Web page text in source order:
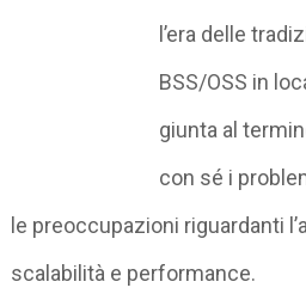
l’era delle
BSS/OSS in
giunta al
con sé i
le preoccupazioni riguardanti
scalabilità e performance.